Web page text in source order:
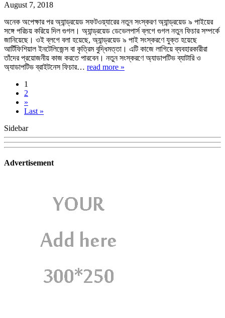
August 7, 2018
অনেক অপেক্ষার পর অ্যান্ড্রয়েড সফটওয়্যারের নতুন সংস্করণ অ্যান্ড্রয়েড ৯ পাইয়ের
সঙ্গে পরিচয় করিয়ে দিল গুগল। অ্যান্ড্রয়েড ডেভেলপার্স ব্লগে গুগল নতুন ফিচার সম্পর্কে
জানিয়েছে। ওই ব্লগে বলা হয়েছে, অ্যান্ড্রয়েড ৯ পাই সংস্করণে যুক্ত হয়েছে
আর্টিফিশিয়াল ইনটেলিজেন্স বা কৃত্রিম বুদ্ধিমত্তা। এটি কাজে লাগিয়ে ব্যবহারকারীরা
তাঁদের প্রয়োজনীয় কাজ করতে পারবেন। নতুন সংস্করণে অ্যাডাপটিভ ব্যাটারি ও
অ্যাডাপটিভ ব্রাইটনেস ফিচার… read more »
1
2
»
Last »
Sidebar
Advertisement